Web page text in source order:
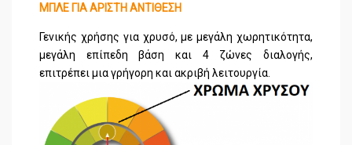
ΜΠΛΕ ΓΙΑ ΑΡΙΣΤΗ ΑΝΤΙΘΕΣΗ
Γενικής χρήσης για χρυσό, με μεγάλη χωρητικότητα,
μεγάλη επίπεδη βάση και 4 ζώνες διαλογής,
επιτρέπει μια γρήγορη και ακριβή λειτουργία.